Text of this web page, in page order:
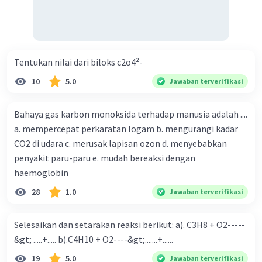
Misalnya, semua unsur dalam golongan 1 (alkali logam)
akan bereaksi dengan klorin untuk membentuk senyawa
dengan rumus MX, di mana M adalah logam dan X adalah
membentuk senyawa dengan rumus M2O, dan dengan
hidrogen untuk membentuk senyawa dengan rumus MH.
Kesimpulan:
Jadi, sifat unsur dalam satu golongan di tabel periodik
adalah serupa, dan ini tercermin dalam cara mereka
bereaksi dengan klorin, oksigen, dan hidrogen untuk
membentuk senyawa.
2. Sifat unsur dalam satu periode: Unsur-unsur dalam
satu periode di tabel periodik memiliki sifat kimia yang
Tentukan nilai dari biloks c2o4²-
10 5.0 Jawaban terverifikasi
Bahaya gas karbon monoksida terhadap manusia adalah ....
a. mempercepat perkaratan logam b. mengurangi kadar
CO2 di udara c. merusak lapisan ozon d. menyebabkan
penyakit paru-paru e. mudah bereaksi dengan
haemoglobin
28 1.0 Jawaban terverifikasi
Selesaikan dan setarakan reaksi berikut: a). C3H8 + O2-----
&gt; .....+..... b).C4H10 + O2----&gt;.......+......
19 5.0 Jawaban terverifikasi